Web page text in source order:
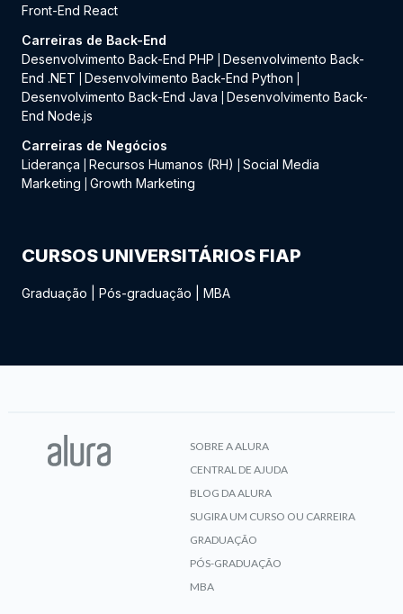
Front-End React
Carreiras de Back-End
Desenvolvimento Back-End PHP
Desenvolvimento Back-
End .NET
Desenvolvimento Back-End Python
Desenvolvimento Back-End Java
Desenvolvimento Back-
End Node.js
Carreiras de Negócios
Liderança
Recursos Humanos (RH)
Social Media
Marketing
Growth Marketing
CURSOS UNIVERSITÁRIOS FIAP
Graduação Pós-graduação MBA
SOBRE A ALURA
CENTRAL DE AJUDA
BLOG DA ALURA
SUGIRA UM CURSO OU CARREIRA
GRADUAÇÃO
PÓS-GRADUAÇÃO
MBA